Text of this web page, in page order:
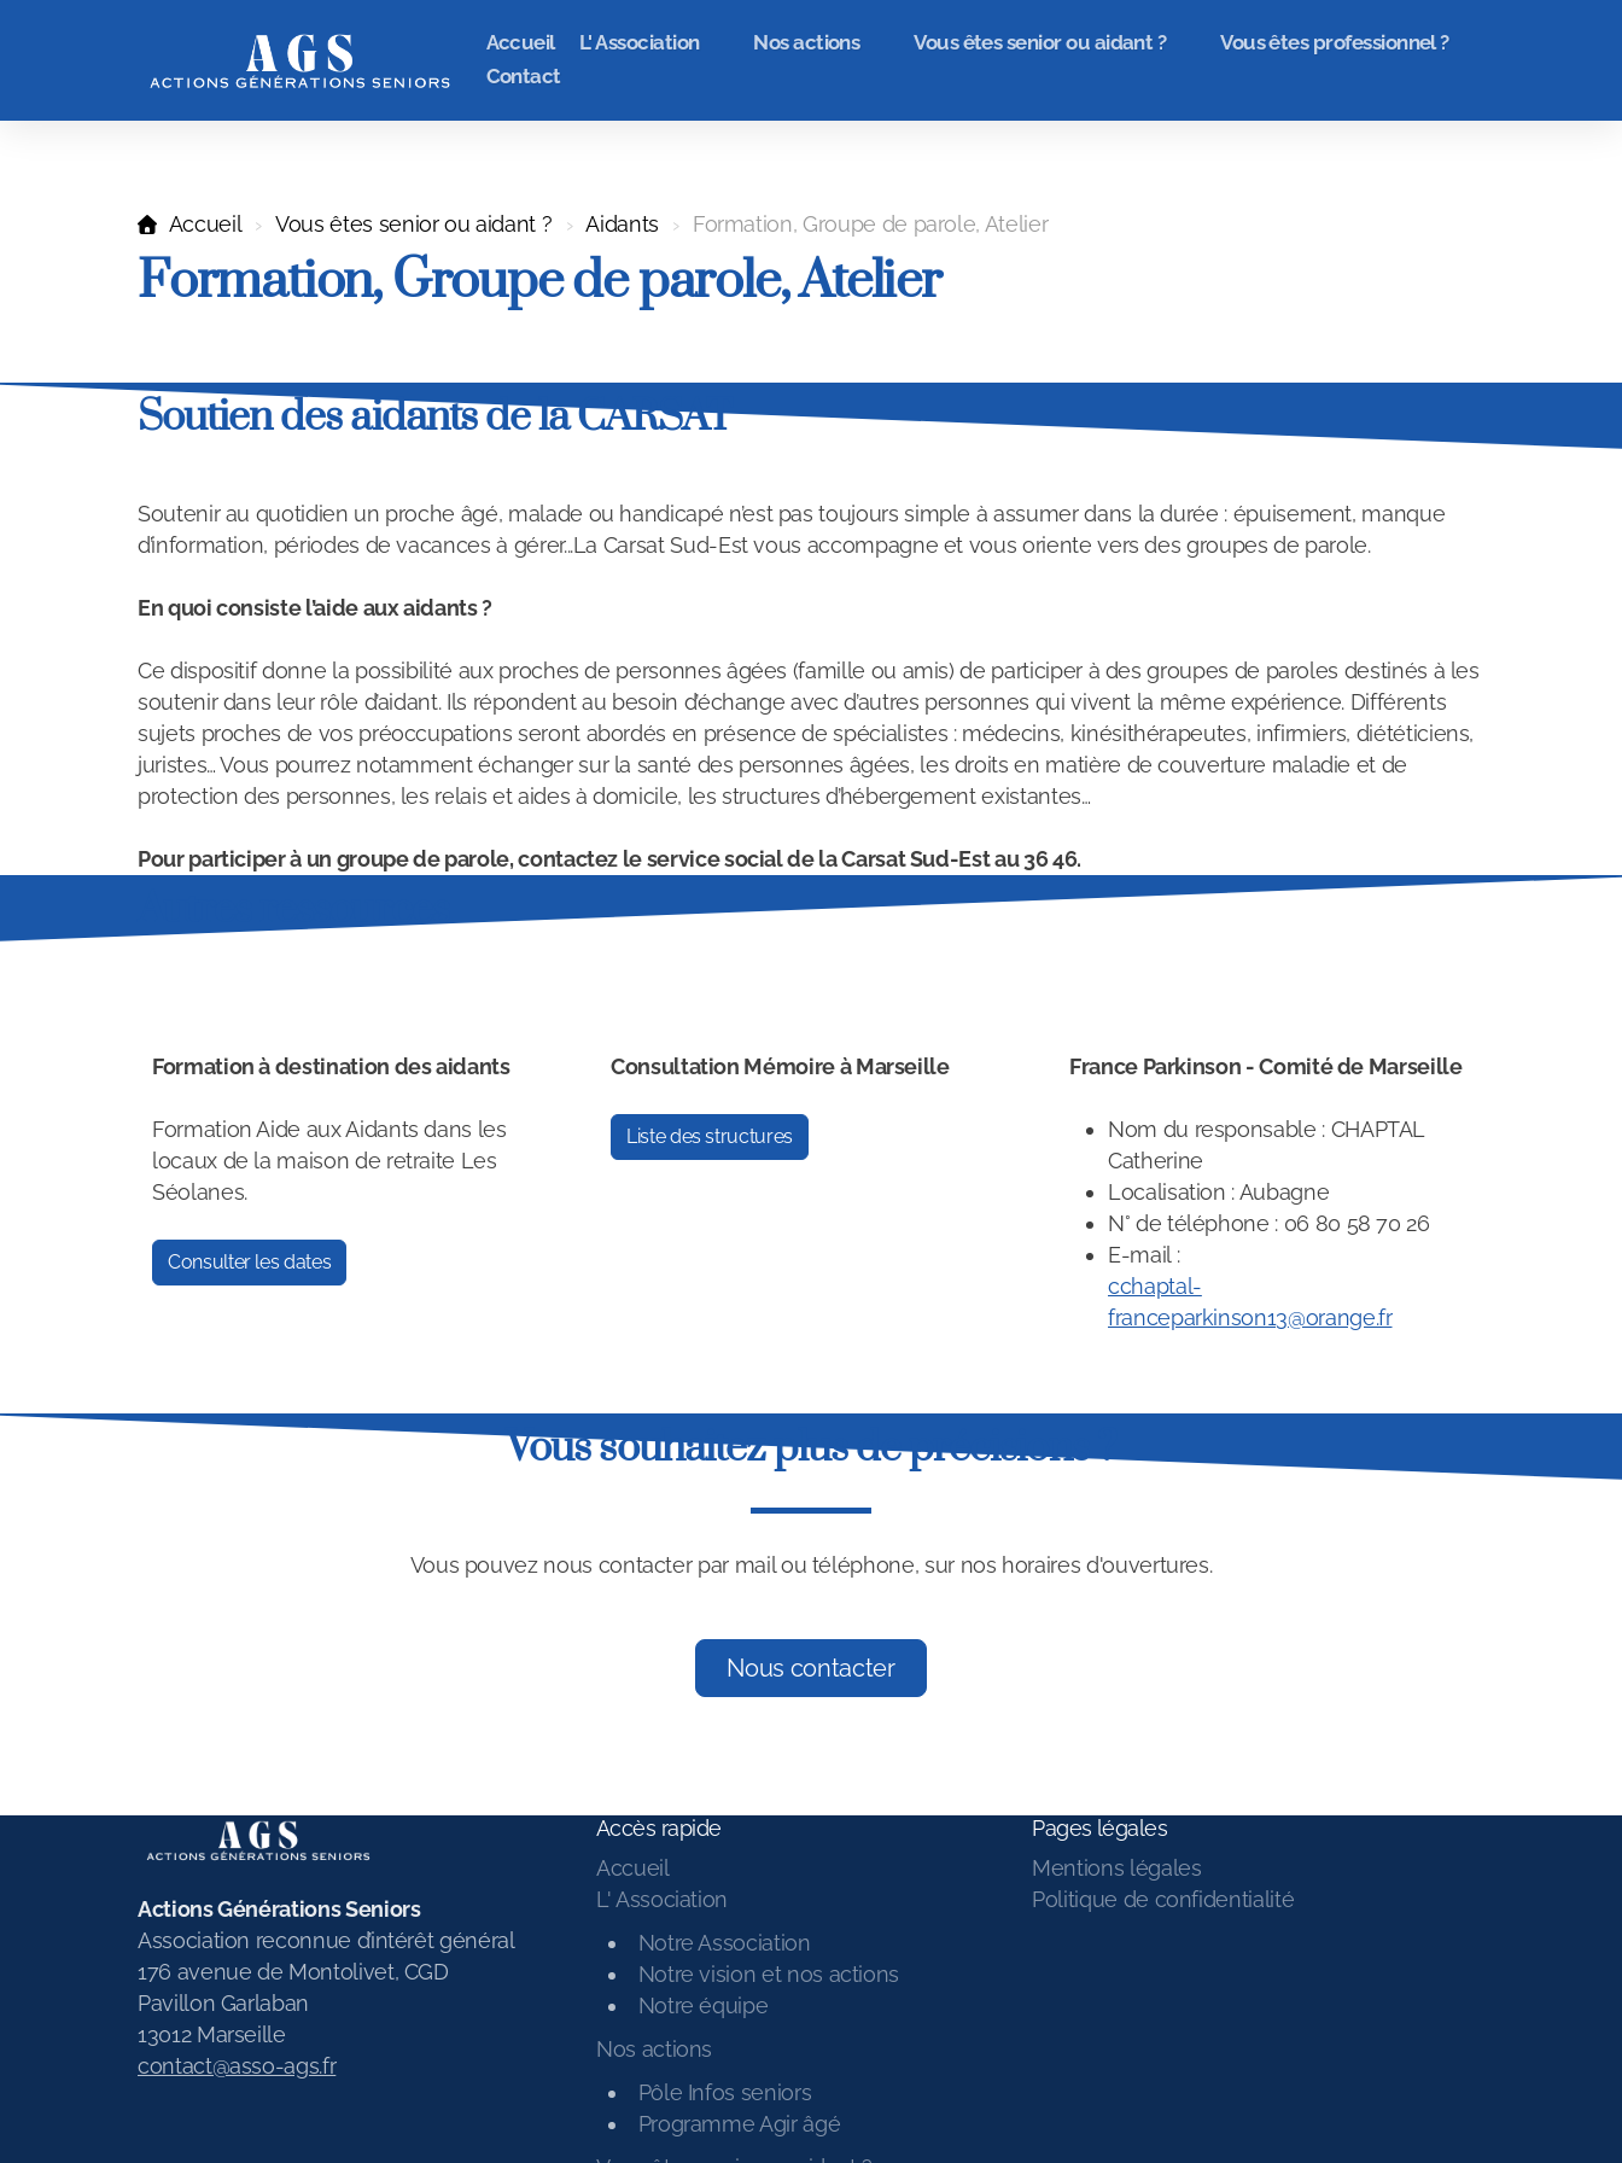
Accueil L' Association Nos actions Vous êtes senior ou aidant ?
Vous êtes professionnel ?
Contact
Accueil Vous êtes senior ou aidant ? Aidants Formation, Groupe de parole, Atelier
Formation, Groupe de parole, Atelier
Soutien des aidants de la CARSAT
Soutenir au quotidien un proche âgé, malade ou handicapé n’est pas toujours simple à assumer dans la durée : épuisement, manque
d’information, périodes de vacances à gérer...La Carsat Sud-Est vous accompagne et vous oriente vers des groupes de parole.
En quoi consiste l’aide aux aidants ?
Ce dispositif donne la possibilité aux proches de personnes âgées (famille ou amis) de participer à des groupes de paroles destinés à les
soutenir dans leur rôle d’aidant. Ils répondent au besoin d’échange avec d’autres personnes qui vivent la même expérience. Différents
sujets proches de vos préoccupations seront abordés en présence de spécialistes : médecins, kinésithérapeutes, infirmiers, diététiciens,
juristes… Vous pourrez notamment échanger sur la santé des personnes âgées, les droits en matière de couverture maladie et de
protection des personnes, les relais et aides à domicile, les structures d’hébergement existantes…
Pour participer à un groupe de parole, contactez le service social de la Carsat Sud-Est au 36 46.
Autres ressources
Formation à destination des aidants
Formation Aide aux Aidants dans les
locaux de la maison de retraite Les
Séolanes.
Consulter les dates
Consultation Mémoire à Marseille
Liste des structures
France Parkinson - Comité de Marseille
Nom du responsable : CHAPTAL
Catherine
Localisation : Aubagne
N° de téléphone : 06 80 58 70 26
E-mail :
cchaptal-
franceparkinson13@orange.fr
Vous souhaitez plus de précisions ?
Vous pouvez nous contacter par mail ou téléphone, sur nos horaires d'ouvertures.
Nous contacter
Actions Générations Seniors
Association reconnue d’intérêt général
176 avenue de Montolivet, CGD
Pavillon Garlaban
13012 Marseille
contact@asso-ags.fr
Accès rapide
Accueil
L' Association
Notre Association
Notre vision et nos actions
Notre équipe
Nos actions
Pôle Infos seniors
Programme Agir âgé
Pages légales
Mentions légales
Politique de confidentialité